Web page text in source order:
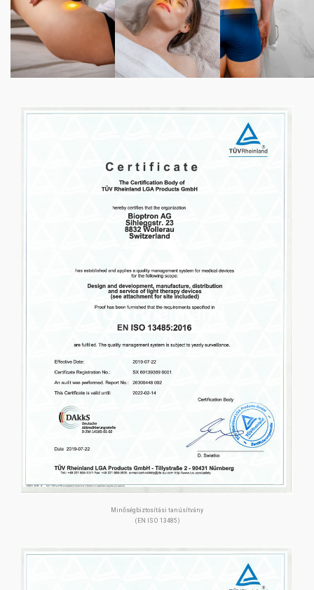
Minőségbiztosítási tanúsítvány
(EN ISO 13485)